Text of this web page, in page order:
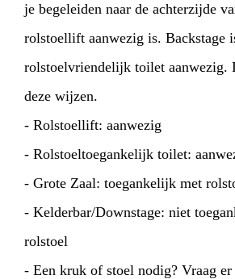
je begeleiden naar de achterzijde
rolstoellift aanwezig is. Backstage
rolstoelvriendelijk toilet aanwezig.
deze wijzen.
- Rolstoellift: aanwezig
- Rolstoeltoegankelijk toilet:
- Grote Zaal: toegankelijk met
- Kelderbar/Downstage: niet
rolstoel
- Een kruk of stoel nodig? Vraag er